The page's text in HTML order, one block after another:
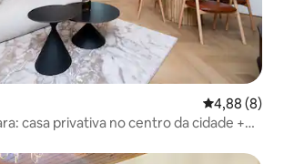
4,88 de uma
4,88 (8)
casa privativa no centro da cidade +